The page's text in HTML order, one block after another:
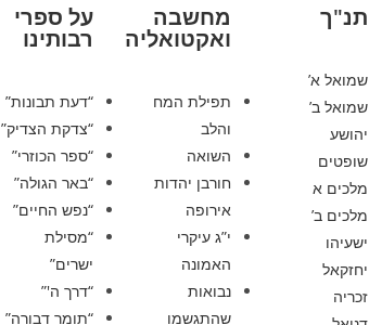
תנ"ך
שמואל א’
שמואל ב’
יהושע
שופטים
מלכים א
מלכים ב’
ישעיהו
יחזקאל
זכריה
מחשבה
ואקטואליה
תפילת המח
והלב
השואה
חורבן יהדות
אירופה
י”ג עיקרי
האמונה
נבואות
שהתגשמו
על ספרי
רבותינו
“דעת תבונות”
“צדקת הצדיק”
“ספר הכוזרי”
“באר הגולה”
“נפש החיים”
“מסילת
ישרים”
“דרך ה'”
“תומר דבורה”